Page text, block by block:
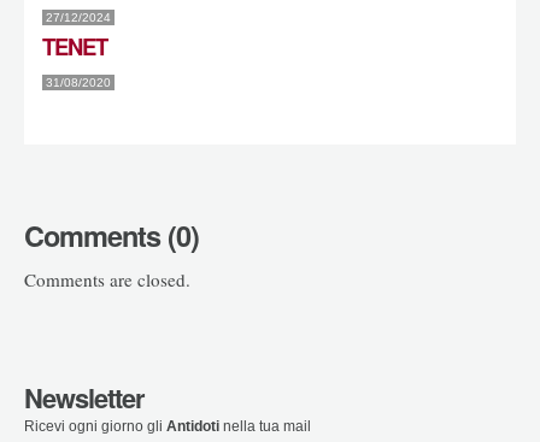
27/12/2024
TENET
31/08/2020
Comments (0)
Comments are closed.
Newsletter
Ricevi ogni giorno gli Antidoti nella tua mail